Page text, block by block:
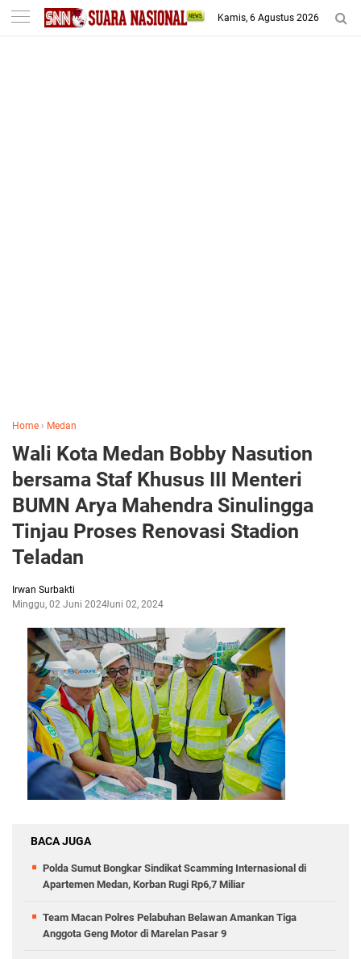
-->
Kamis, 6 Agustus 2026
Home › Medan
Wali Kota Medan Bobby Nasution
bersama Staf Khusus III Menteri
BUMN Arya Mahendra Sinulingga
Tinjau Proses Renovasi Stadion
Teladan
Irwan Surbakti
Minggu, 02 Juni 2024Juni 02, 2024
BACA JUGA
Polda Sumut Bongkar Sindikat Scamming Internasional di
Apartemen Medan, Korban Rugi Rp6,7 Miliar
Team Macan Polres Pelabuhan Belawan Amankan Tiga
Anggota Geng Motor di Marelan Pasar 9